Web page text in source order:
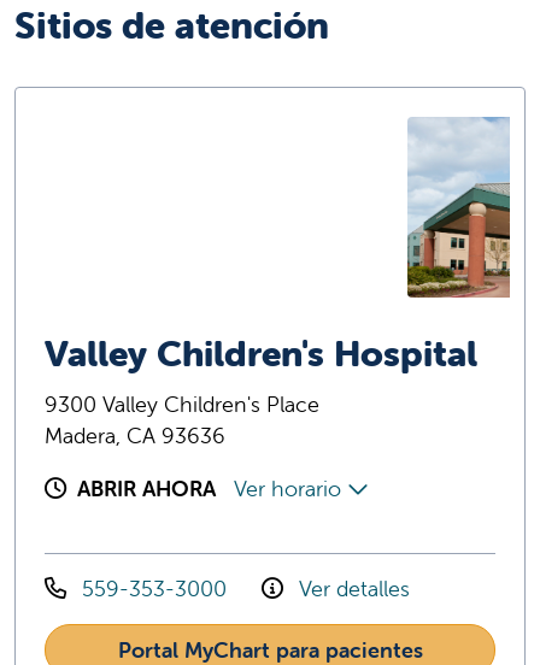
Sitios de atención
Valley Children's Hospital
9300 Valley Children's Place
Madera, CA 93636
ABRIR AHORA
Ver horario
559-353-3000 Ver detalles
Portal MyChart para pacientes